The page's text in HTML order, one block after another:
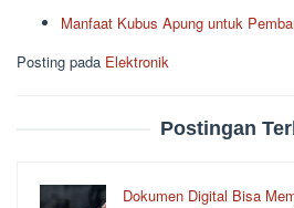
Manfaat Kubus Apung untuk
Posting pada Elektronik
Postingan
Dokumen Digital Bisa